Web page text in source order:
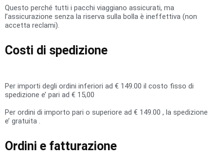
Questo perché tutti i pacchi viaggiano assicurati, ma
l’assicurazione senza la riserva sulla bolla è ineffettiva (non
accetta reclami).
Costi di spedizione
Per importi degli ordini inferiori ad € 149.00 il costo fisso di
spedizione e’ pari ad € 15,00
Per ordini di importo pari o superiore ad € 149.00 , la spedizione
e’ gratuita .
Ordini e fatturazione